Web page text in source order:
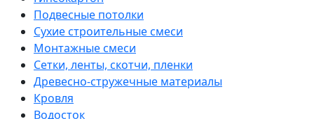
Подвесные потолки
Сухие строительные смеси
Монтажные смеси
Сетки, ленты, скотчи, пленки
Древесно-стружечные материалы
Кровля
Водосток